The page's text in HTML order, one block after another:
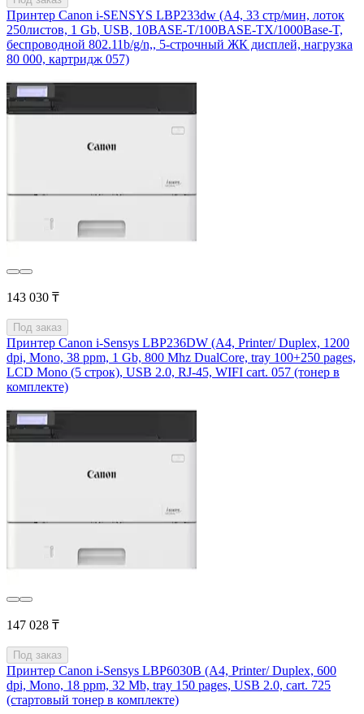
Принтер Canon i-SENSYS LBP233dw (А4, 33 стр/мин, лоток
250листов, 1 Gb, USB, 10BASE-T/100BASE-TX/1000Base-T,
беспроводной 802.11b/g/n,, 5-строчный ЖК дисплей, нагрузка
80 000, картридж 057)
143 030 ₸
Под заказ
Принтер Canon i-Sensys LBP236DW (А4, Printer/ Duplex, 1200
dpi, Mono, 38 ppm, 1 Gb, 800 Mhz DualCore, tray 100+250 pages,
LCD Mono (5 строк), USB 2.0, RJ-45, WIFI cart. 057 (тонер в
комплекте)
147 028 ₸
Под заказ
Принтер Canon i-Sensys LBP6030B (А4, Printer/ Duplex, 600
dpi, Mono, 18 ppm, 32 Mb, tray 150 pages, USB 2.0, cart. 725
(стартовый тонер в комплекте)